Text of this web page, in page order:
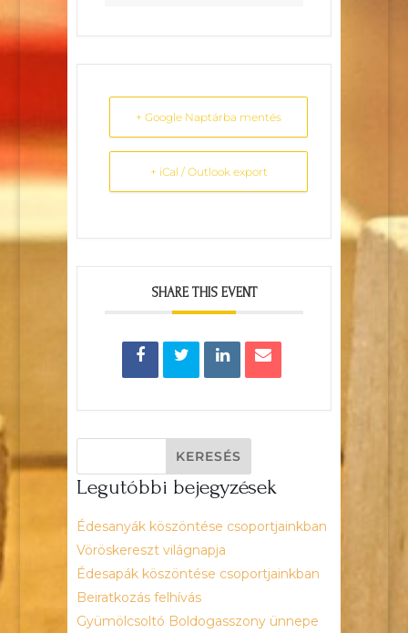
+ Google Naptárba mentés
+ iCal / Outlook export
SHARE THIS EVENT
Legutóbbi bejegyzések
Édesanyák köszöntése csoportjainkban
Vöröskereszt világnapja
Édesapák köszöntése csoportjainkban
Beiratkozás felhívás
Gyümölcsoltó Boldogasszony ünnepe